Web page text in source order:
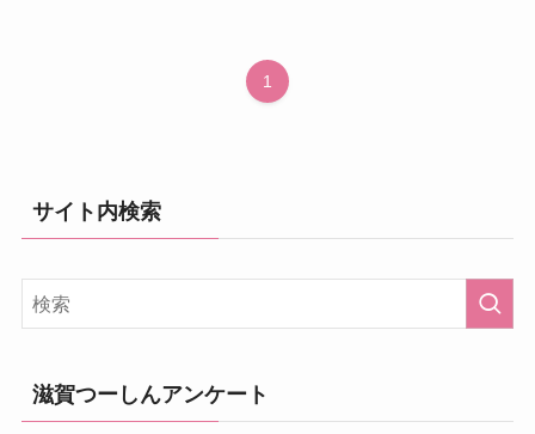
1
サイト内検索
滋賀つーしんアンケート